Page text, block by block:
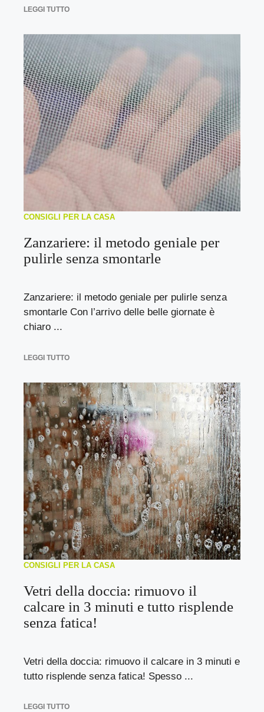
LEGGI TUTTO
CONSIGLI PER LA CASA
Zanzariere: il metodo geniale per
pulirle senza smontarle
Zanzariere: il metodo geniale per pulirle senza
smontarle Con l’arrivo delle belle giornate è
chiaro ...
LEGGI TUTTO
CONSIGLI PER LA CASA
Vetri della doccia: rimuovo il
calcare in 3 minuti e tutto risplende
senza fatica!
Vetri della doccia: rimuovo il calcare in 3 minuti e
tutto risplende senza fatica! Spesso ...
LEGGI TUTTO